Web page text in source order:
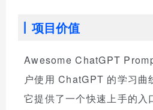
项目价值
Awesome ChatGPT
户使用 ChatGPT 的学习曲
它提供了一个快速上手的入